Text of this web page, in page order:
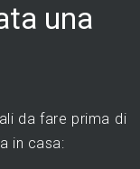
una
da fare prima di
in casa: